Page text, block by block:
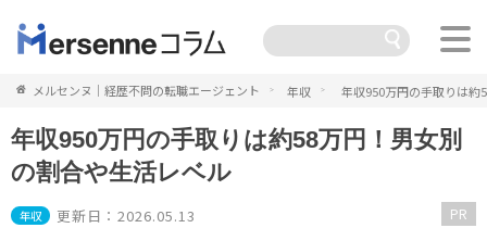
メルセンヌ｜経歴不問の転職エージェント 年収 年収950万円の手取りは約
年収950万円の手取りは約58万円！男女別
の割合や生活レベル
年収 更新日：2026.05.13 PR